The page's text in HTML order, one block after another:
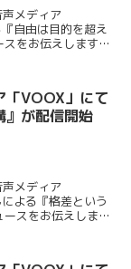
メディア
自由は目的を超え
をお伝えします。
「VOOX」にて
』が配信開始
メディア
よる『格差という
スをお伝えしま